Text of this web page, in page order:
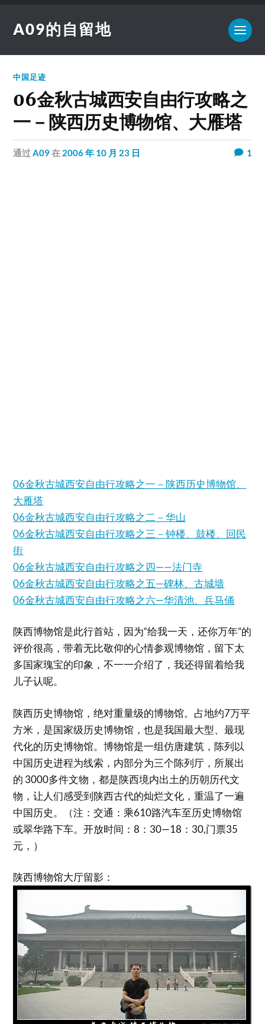
A09的自留地
中国足迹
06金秋古城西安自由行攻略之
一－陕西历史博物馆、大雁塔
通过A09在 2006 年 10 月 23 日 1
06金秋古城西安自由行攻略之一－陕西历史博物馆、
大雁塔
06金秋古城西安自由行攻略之二－华山
06金秋古城西安自由行攻略之三－钟楼、鼓楼、回民
街
06金秋古城西安自由行攻略之四——法门寺
06金秋古城西安自由行攻略之五—碑林、古城墙
06金秋古城西安自由行攻略之六—华清池、兵马俑
陕西博物馆是此行首站，因为“给我一天，还你万年”的
评价很高，带着无比敬仰的心情参观博物馆，留下太
多国家瑰宝的印象，不一一介绍了，我还得留着给我
儿子认呢。
陕西历史博物馆，绝对重量级的博物馆。占地约7万平
方米，是国家级历史博物馆，也是我国最大型、最现
代化的历史博物馆。博物馆是一组仿唐建筑，陈列以
中国历史进程为线索，内部分为三个陈列厅，所展出
的 3000多件文物，都是陕西境内出土的历朝历代文
物，让人们感受到陕西古代的灿烂文化，重温了一遍
中国历史。（注：交通：乘610路汽车至历史博物馆
或翠华路下车。开放时间：8：30—18：30,门票35
元，）
陕西博物馆大厅留影：